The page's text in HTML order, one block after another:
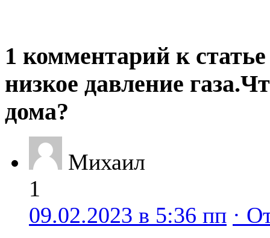
1 комментарий к
низкое давление
дома?
Михаил
1
09.02.2023 в 5:36 пп ·